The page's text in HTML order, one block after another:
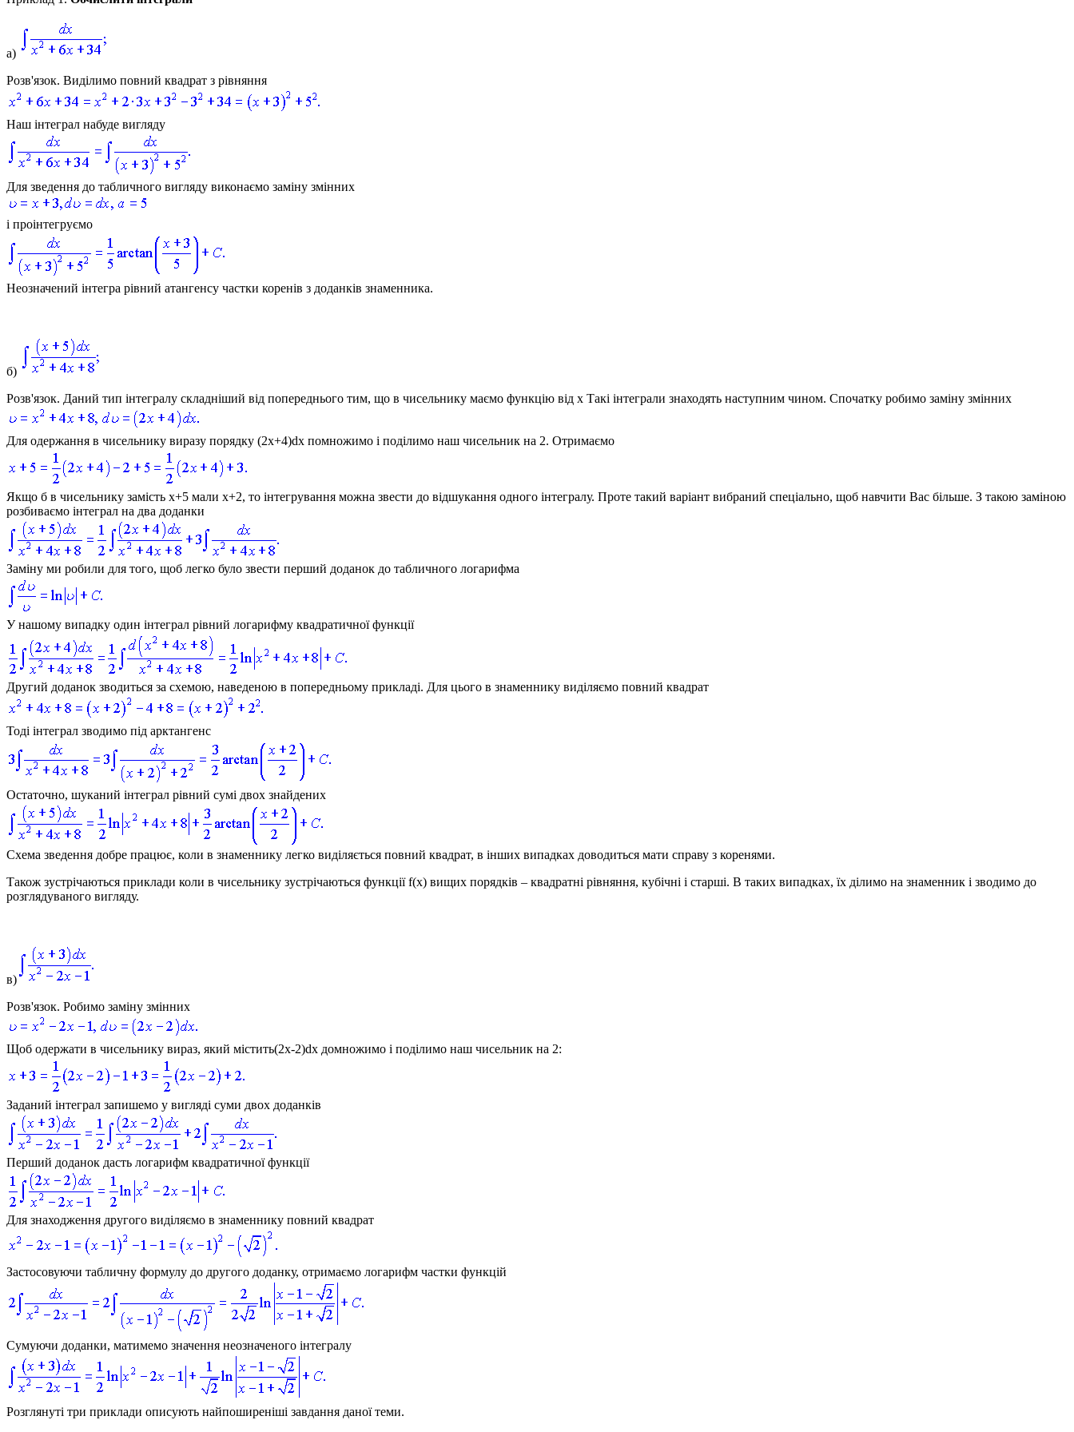
а)
Розв'язок. Виділимо повний квадрат з рівняння
Наш інтеграл набуде вигляду
Для зведення до табличного вигляду виконаємо заміну змінних
і проінтегруємо
Неозначений інтегра рівний атангенсу частки коренів з доданків знаменника.
б)
Розв'язок. Даний тип інтегралу складніший від попереднього тим, що в чисельнику маємо функцію від x Такі інтеграли знаходять наступним чином. Спочатку робимо заміну змінних
Для одержання в чисельнику виразу порядку (2x+4)dx помножимо і поділимо наш чисельник на 2. Отримаємо
Якщо б в чисельнику замість x+5 мали x+2, то інтегрування можна звести до відшукання одного інтегралу. Проте такий варіант вибраний спеціально, щоб навчити Вас більше. З такою заміною
розбиваємо інтеграл на два доданки
Заміну ми робили для того, щоб легко було звести перший доданок до табличного логарифма
У нашому випадку один інтеграл рівний логарифму квадратичної функції
Другий доданок зводиться за схемою, наведеною в попередньому прикладі. Для цього в знаменнику виділяємо повний квадрат
Тоді інтеграл зводимо під арктангенс
Остаточно, шуканий інтеграл рівний сумі двох знайдених
Схема зведення добре працює, коли в знаменнику легко виділяється повний квадрат, в інших випадках доводиться мати справу з коренями.
Також зустрічаються приклади коли в чисельнику зустрічаються функціїf(x) вищих порядків – квадратні рівняння, кубічні і старші. В таких випадках, їх ділимо на знаменник і зводимо до
розглядуваного вигляду.
в)
Розв'язок. Робимо заміну змінних
Щоб одержати в чисельнику вираз, який містить(2x-2)dx домножимо і поділимо наш чисельник на 2:
Заданий інтеграл запишемо у вигляді суми двох доданків
Перший доданок дасть логарифм квадратичної функції
Для знаходження другого виділяємо в знаменнику повний квадрат
Застосовуючи табличну формулу до другого доданку, отримаємо логарифм частки функцій
Сумуючи доданки, матимемо значення неозначеного інтегралу
Розглянуті три приклади описують найпоширеніші завдання даної теми.